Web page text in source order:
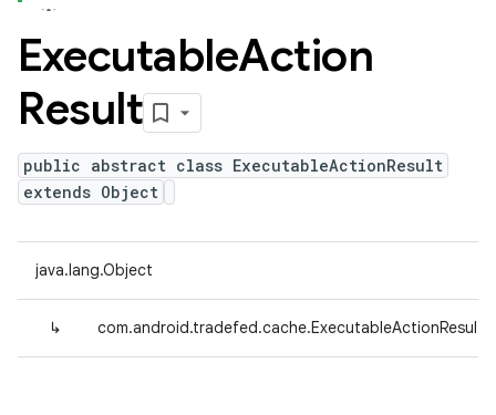
ExecutableAction
Result
public abstract class ExecutableActionResult
extends Object
java.lang.Object
↳ com.android.tradefed.cache.ExecutableActionResult